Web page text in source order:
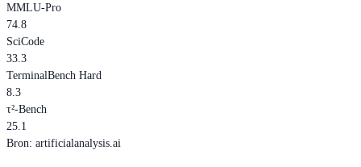
MMLU-Pro
74.8
SciCode
33.3
TerminalBench Hard
8.3
τ²-Bench
25.1
Bron: artificialanalysis.ai